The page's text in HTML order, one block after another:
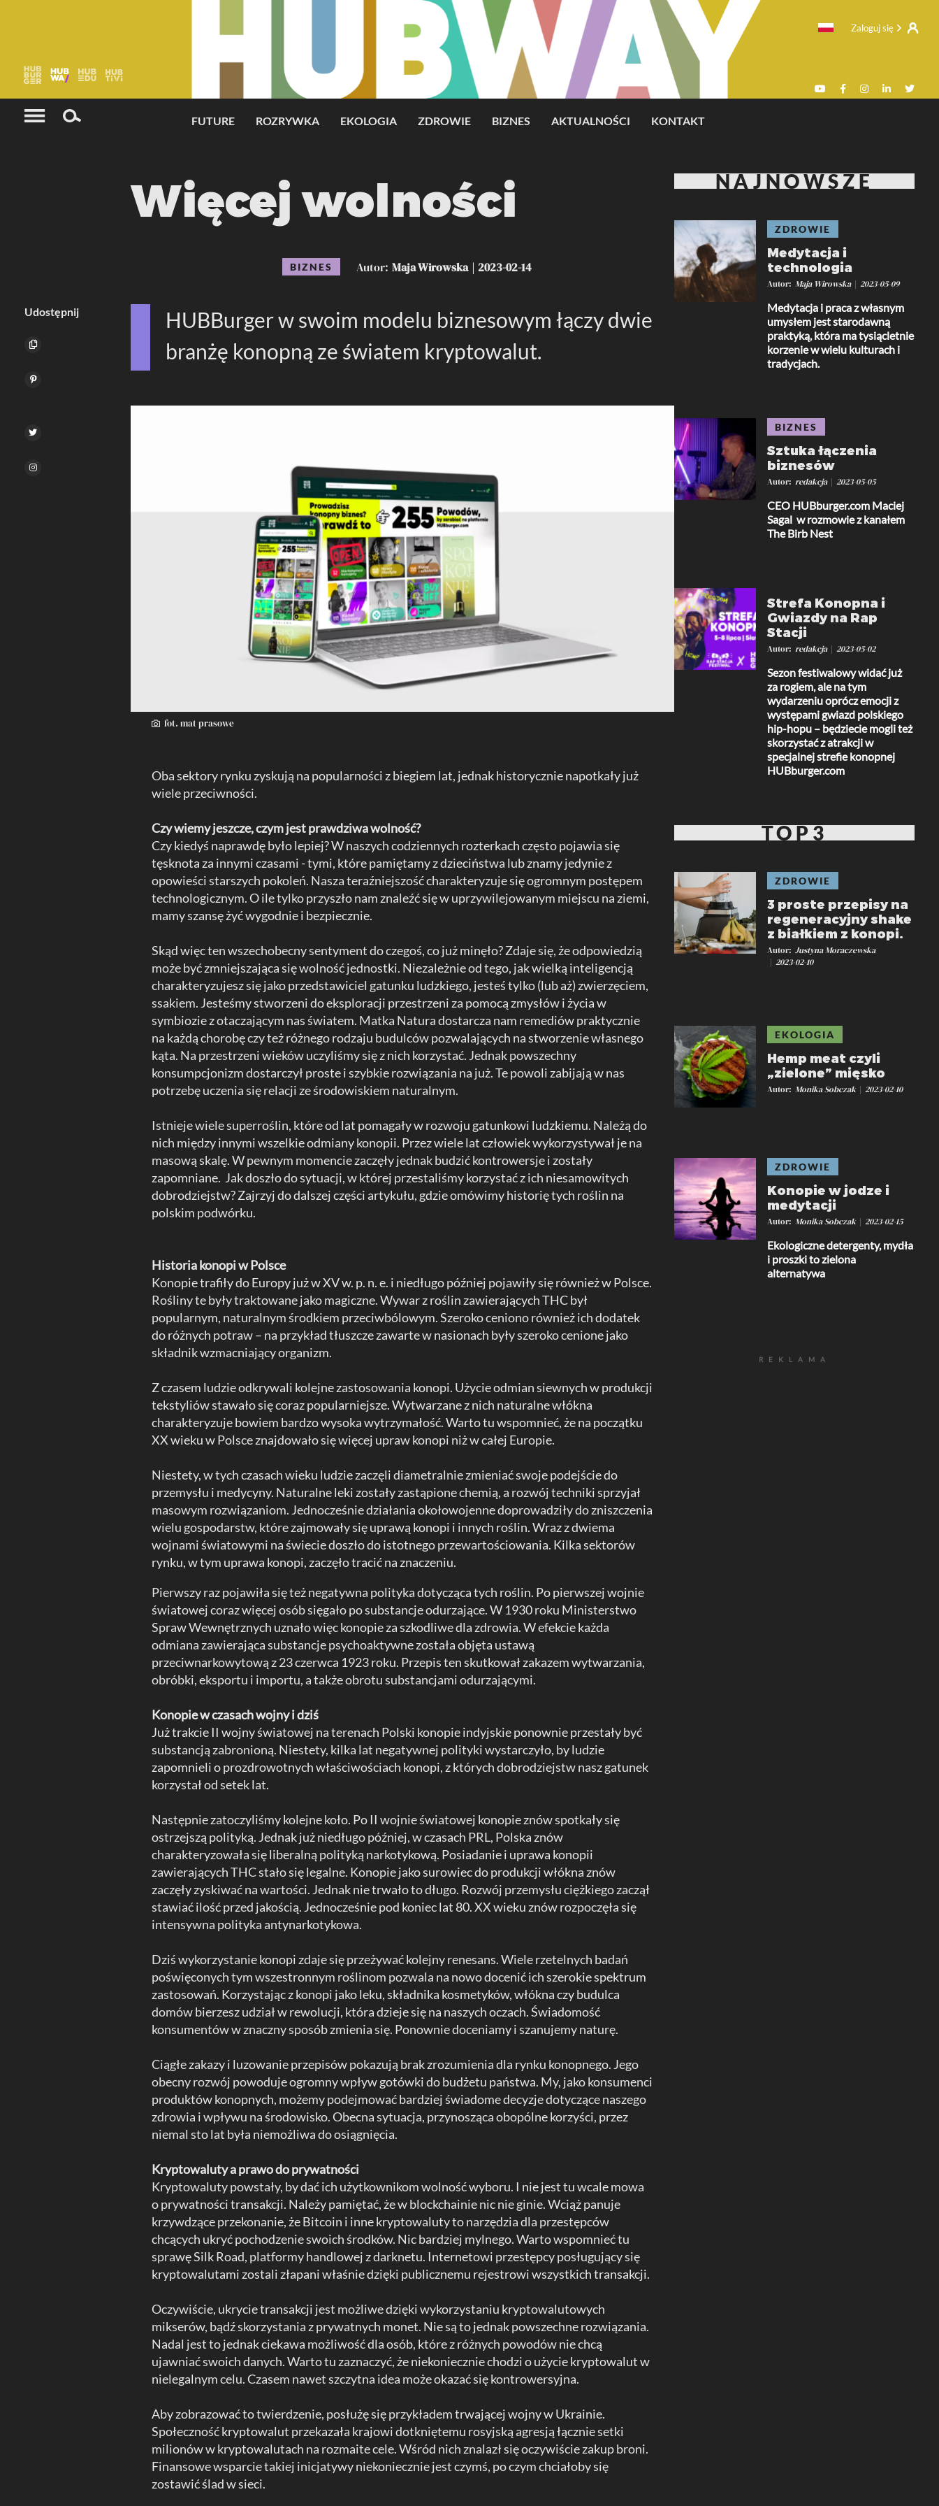
FUTURE ROZRYWKA EKOLOGIA ZDROWIE BIZNES AKTUALNOŚCI KONTAKT
Zaloguj się
Udostępnij
Więcej wolności
BIZNES Autor Maja Wirowska 2023-02-14
HUBBurger w swoim modelu biznesowym łączy dwie
branżę konopną ze światem kryptowalut.
fot. mat prasowe
Oba sektory rynku zyskują na popularności z biegiem lat, jednak historycznie napotkały już
wiele przeciwności.
Czy wiemy jeszcze, czym jest prawdziwa wolność?
Czy kiedyś naprawdę było lepiej? W naszych codziennych rozterkach często pojawia się
tęsknota za innymi czasami - tymi, które pamiętamy z dzieciństwa lub znamy jedynie z
opowieści starszych pokoleń. Nasza teraźniejszość charakteryzuje się ogromnym postępem
technologicznym. O ile tylko przyszło nam znaleźć się w uprzywilejowanym miejscu na ziemi,
mamy szansę żyć wygodnie i bezpiecznie.
Skąd więc ten wszechobecny sentyment do czegoś, co już minęło? Zdaje się, że odpowiedzią
może być zmniejszająca się wolność jednostki. Niezależnie od tego, jak wielką inteligencją
charakteryzujesz się jako przedstawiciel gatunku ludzkiego, jesteś tylko (lub aż) zwierzęciem,
ssakiem. Jesteśmy stworzeni do eksploracji przestrzeni za pomocą zmysłów i życia w
symbiozie z otaczającym nas światem. Matka Natura dostarcza nam remediów praktycznie
na każdą chorobę czy też różnego rodzaju budulców pozwalających na stworzenie własnego
kąta. Na przestrzeni wieków uczyliśmy się z nich korzystać. Jednak powszechny
konsumpcjonizm dostarczył proste i szybkie rozwiązania na już. Te powoli zabijają w nas
potrzebę uczenia się relacji ze środowiskiem naturalnym.
Istnieje wiele superroślin, które od lat pomagały w rozwoju gatunkowi ludzkiemu. Należą do
nich między innymi wszelkie odmiany konopii. Przez wiele lat człowiek wykorzystywał je na
masową skalę. W pewnym momencie zaczęły jednak budzić kontrowersje i zostały
zapomniane. Jak doszło do sytuacji, w której przestaliśmy korzystać z ich niesamowitych
dobrodziejstw? Zajrzyj do dalszej części artykułu, gdzie omówimy historię tych roślin na
polskim podwórku.
Historia konopi w Polsce
Konopie trafiły do Europy już w XV w. p. n. e. i niedługo później pojawiły się również w Polsce.
Rośliny te były traktowane jako magiczne. Wywar z roślin zawierających THC był
popularnym, naturalnym środkiem przeciwbólowym. Szeroko ceniono również ich dodatek
do różnych potraw – na przykład tłuszcze zawarte w nasionach były szeroko cenione jako
składnik wzmacniający organizm.
Z czasem ludzie odkrywali kolejne zastosowania konopi. Użycie odmian siewnych w produkcji
tekstyliów stawało się coraz popularniejsze. Wytwarzane z nich naturalne włókna
charakteryzuje bowiem bardzo wysoka wytrzymałość. Warto tu wspomnieć, że na początku
XX wieku w Polsce znajdowało się więcej upraw konopi niż w całej Europie.
Niestety, w tych czasach wieku ludzie zaczęli diametralnie zmieniać swoje podejście do
przemysłu i medycyny. Naturalne leki zostały zastąpione chemią, a rozwój techniki sprzyjał
masowym rozwiązaniom. Jednocześnie działania okołowojenne doprowadziły do zniszczenia
wielu gospodarstw, które zajmowały się uprawą konopi i innych roślin. Wraz z dwiema
wojnami światowymi na świecie doszło do istotnego przewartościowania. Kilka sektorów
rynku, w tym uprawa konopi, zaczęło tracić na znaczeniu.
Pierwszy raz pojawiła się też negatywna polityka dotycząca tych roślin. Po pierwszej wojnie
światowej coraz więcej osób sięgało po substancje odurzające. W 1930 roku Ministerstwo
Spraw Wewnętrznych uznało więc konopie za szkodliwe dla zdrowia. W efekcie każda
odmiana zawierająca substancje psychoaktywne została objęta ustawą
przeciwnarkowytową z 23 czerwca 1923 roku. Przepis ten skutkował zakazem wytwarzania,
obróbki, eksportu i importu, a także obrotu substancjami odurzającymi.
Konopie w czasach wojny i dziś
Już trakcie II wojny światowej na terenach Polski konopie indyjskie ponownie przestały być
substancją zabronioną. Niestety, kilka lat negatywnej polityki wystarczyło, by ludzie
zapomnieli o prozdrowotnych właściwościach konopi, z których dobrodziejstw nasz gatunek
korzystał od setek lat.
Następnie zatoczyliśmy kolejne koło. Po II wojnie światowej konopie znów spotkały się
ostrzejszą polityką. Jednak już niedługo później, w czasach PRL, Polska znów
charakteryzowała się liberalną polityką narkotykową. Posiadanie i uprawa konopii
zawierających THC stało się legalne. Konopie jako surowiec do produkcji włókna znów
zaczęły zyskiwać na wartości. Jednak nie trwało to długo. Rozwój przemysłu ciężkiego zaczął
stawiać ilość przed jakością. Jednocześnie pod koniec lat 80. XX wieku znów rozpoczęła się
intensywna polityka antynarkotykowa.
Dziś wykorzystanie konopi zdaje się przeżywać kolejny renesans. Wiele rzetelnych badań
poświęconych tym wszestronnym roślinom pozwala na nowo docenić ich szerokie spektrum
zastosowań. Korzystając z konopi jako leku, składnika kosmetyków, włókna czy budulca
domów bierzesz udział w rewolucji, która dzieje się na naszych oczach. Świadomość
konsumentów w znaczny sposób zmienia się. Ponownie doceniamy i szanujemy naturę.
Ciągłe zakazy i luzowanie przepisów pokazują brak zrozumienia dla rynku konopnego. Jego
obecny rozwój powoduje ogromny wpływ gotówki do budżetu państwa. My, jako konsumenci
produktów konopnych, możemy podejmować bardziej świadome decyzje dotyczące naszego
zdrowia i wpływu na środowisko. Obecna sytuacja, przynosząca obopólne korzyści, przez
niemal sto lat była niemożliwa do osiągnięcia.
Kryptowaluty a prawo do prywatności
Kryptowaluty powstały, by dać ich użytkownikom wolność wyboru. I nie jest tu wcale mowa
o prywatności transakcji. Należy pamiętać, że w blockchainie nic nie ginie. Wciąż panuje
krzywdzące przekonanie, że Bitcoin i inne kryptowaluty to narzędzia dla przestępców
chcących ukryć pochodzenie swoich środków. Nic bardziej mylnego. Warto wspomnieć tu
sprawę Silk Road, platformy handlowej z darknetu. Internetowi przestępcy posługujący się
kryptowalutami zostali złapani właśnie dzięki publicznemu rejestrowi wszystkich transakcji.
Oczywiście, ukrycie transakcji jest możliwe dzięki wykorzystaniu kryptowalutowych
mikserów, bądź skorzystania z prywatnych monet. Nie są to jednak powszechne rozwiązania.
Nadal jest to jednak ciekawa możliwość dla osób, które z różnych powodów nie chcą
ujawniać swoich danych. Warto tu zaznaczyć, że niekoniecznie chodzi o użycie kryptowalut w
nielegalnym celu. Czasem nawet szczytna idea może okazać się kontrowersyjna.
Aby zobrazować to twierdzenie, posłużę się przykładem trwającej wojny w Ukrainie.
Społeczność kryptowalut przekazała krajowi dotkniętemu rosyjską agresją łącznie setki
milionów w kryptowalutach na rozmaite cele. Wśród nich znalazł się oczywiście zakup broni.
Finansowe wsparcie takiej inicjatywy niekoniecznie jest czymś, po czym chciałoby się
zostawić ślad w sieci.
NAJNOWSZE
ZDROWIE
Medytacja i
technologia
Autor Maja Wirowska 2023-05-09
Medytacja i praca z własnym
umysłem jest starodawną
praktyką, która ma tysiącletnie
korzenie w wielu kulturach i
tradycjach.
BIZNES
Sztuka łączenia
biznesów
Autor redakcja 2023-05-05
CEO HUBburger.com Maciej
Sagal w rozmowie z kanałem
The Birb Nest
Strefa Konopna i
Gwiazdy na Rap
Stacji
Autor redakcja 2023-05-02
Sezon festiwalowy widać już
za rogiem, ale na tym
wydarzeniu oprócz emocji z
występami gwiazd polskiego
hip-hopu – będziecie mogli też
skorzystać z atrakcji w
specjalnej strefie konopnej
HUBburger.com
TOP3
ZDROWIE
3 proste przepisy na
regeneracyjny shake
z białkiem z konopi.
Autor Justyna Moraczewska
2023-02-10
EKOLOGIA
Hemp meat czyli
„zielone” mięsko
Autor Monika Sobczak 2023-02-10
ZDROWIE
Konopie w jodze i
medytacji
Autor Monika Sobczak 2023-02-15
Ekologiczne detergenty, mydła
i proszki to zielona
alternatywa
REKLAMA